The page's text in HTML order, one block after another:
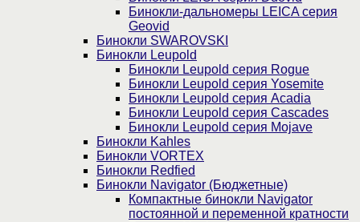
Бинокли-дальномеры LEICA серия
Geovid
Бинокли SWAROVSKI
Бинокли Leupold
Бинокли Leupold серия Rogue
Бинокли Leupold серия Yosemite
Бинокли Leupold серия Acadia
Бинокли Leupold серия Cascades
Бинокли Leupold серия Mojave
Бинокли Kahles
Бинокли VORTEX
Бинокли Redfied
Бинокли Navigator (Бюджетные)
Компактные бинокли Navigator
постоянной и переменной кратности